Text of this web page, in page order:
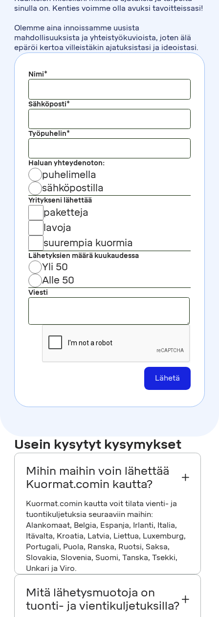
sinulla on. Kenties voimme olla avuksi tavoitteissasi!
Olemme aina innoissamme uusista
mahdollisuuksista ja yhteistyökuvioista, joten älä
epäröi kertoa villeistäkin ajatuksistasi ja ideoistasi.
Nimi*
Sähköposti*
Työpuhelin*
Haluan yhteydenoton:
puhelimella
sähköpostilla
Yritykseni lähettää
paketteja
lavoja
suurempia kuormia
Lähetyksien määrä kuukaudessa
Yli 50
Alle 50
Viesti
Usein kysytyt kysymykset
Mihin maihin voin lähettää
Kuormat.comin kautta?
Kuormat.comin kautta voit tilata vienti- ja
tuontikuljetuksia seuraaviin maihin:
Alankomaat, Belgia, Espanja, Irlanti, Italia,
Itävalta, Kroatia, Latvia, Liettua, Luxemburg,
Portugali, Puola, Ranska, Ruotsi, Saksa,
Slovakia, Slovenia, Suomi, Tanska, Tsekki,
Unkari ja Viro.
Mitä lähetysmuotoja on
tuonti- ja vientikuljetuksilla?